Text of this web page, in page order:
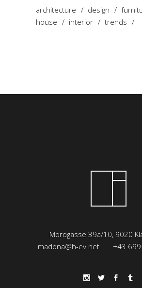
architecture design
house
interior trends
Morogasse 39a/10, 9020
madona@h-ev.net +43